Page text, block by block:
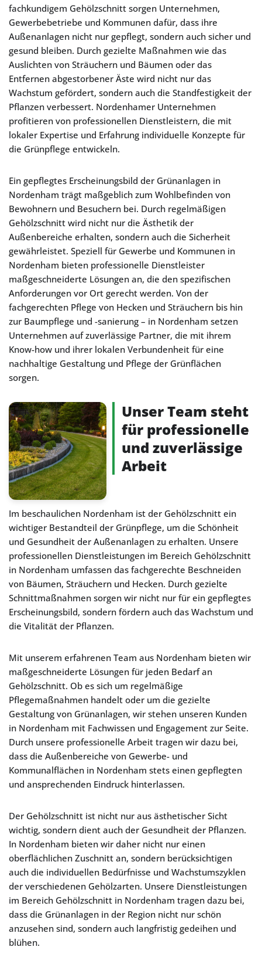
fachkundigem Gehölzschnitt sorgen Unternehmen,
Gewerbebetriebe und Kommunen dafür, dass ihre
Außenanlagen nicht nur gepflegt, sondern auch sicher und
gesund bleiben. Durch gezielte Maßnahmen wie das
Auslichten von Sträuchern und Bäumen oder das
Entfernen abgestorbener Äste wird nicht nur das
Wachstum gefördert, sondern auch die Standfestigkeit der
Pflanzen verbessert. Nordenhamer Unternehmen
profitieren von professionellen Dienstleistern, die mit
lokaler Expertise und Erfahrung individuelle Konzepte für
die Grünpflege entwickeln.
Ein gepflegtes Erscheinungsbild der Grünanlagen in
Nordenham trägt maßgeblich zum Wohlbefinden von
Bewohnern und Besuchern bei. Durch regelmäßigen
Gehölzschnitt wird nicht nur die Ästhetik der
Außenbereiche erhalten, sondern auch die Sicherheit
gewährleistet. Speziell für Gewerbe und Kommunen in
Nordenham bieten professionelle Dienstleister
maßgeschneiderte Lösungen an, die den spezifischen
Anforderungen vor Ort gerecht werden. Von der
fachgerechten Pflege von Hecken und Sträuchern bis hin
zur Baumpflege und -sanierung – in Nordenham setzen
Unternehmen auf zuverlässige Partner, die mit ihrem
Know-how und ihrer lokalen Verbundenheit für eine
nachhaltige Gestaltung und Pflege der Grünflächen
sorgen.
Unser Team steht
für professionelle
und zuverlässige
Arbeit
Im beschaulichen Nordenham ist der Gehölzschnitt ein
wichtiger Bestandteil der Grünpflege, um die Schönheit
und Gesundheit der Außenanlagen zu erhalten. Unsere
professionellen Dienstleistungen im Bereich Gehölzschnitt
in Nordenham umfassen das fachgerechte Beschneiden
von Bäumen, Sträuchern und Hecken. Durch gezielte
Schnittmaßnahmen sorgen wir nicht nur für ein gepflegtes
Erscheinungsbild, sondern fördern auch das Wachstum und
die Vitalität der Pflanzen.
Mit unserem erfahrenen Team aus Nordenham bieten wir
maßgeschneiderte Lösungen für jeden Bedarf an
Gehölzschnitt. Ob es sich um regelmäßige
Pflegemaßnahmen handelt oder um die gezielte
Gestaltung von Grünanlagen, wir stehen unseren Kunden
in Nordenham mit Fachwissen und Engagement zur Seite.
Durch unsere professionelle Arbeit tragen wir dazu bei,
dass die Außenbereiche von Gewerbe- und
Kommunalflächen in Nordenham stets einen gepflegten
und ansprechenden Eindruck hinterlassen.
Der Gehölzschnitt ist nicht nur aus ästhetischer Sicht
wichtig, sondern dient auch der Gesundheit der Pflanzen.
In Nordenham bieten wir daher nicht nur einen
oberflächlichen Zuschnitt an, sondern berücksichtigen
auch die individuellen Bedürfnisse und Wachstumszyklen
der verschiedenen Gehölzarten. Unsere Dienstleistungen
im Bereich Gehölzschnitt in Nordenham tragen dazu bei,
dass die Grünanlagen in der Region nicht nur schön
anzusehen sind, sondern auch langfristig gedeihen und
blühen.